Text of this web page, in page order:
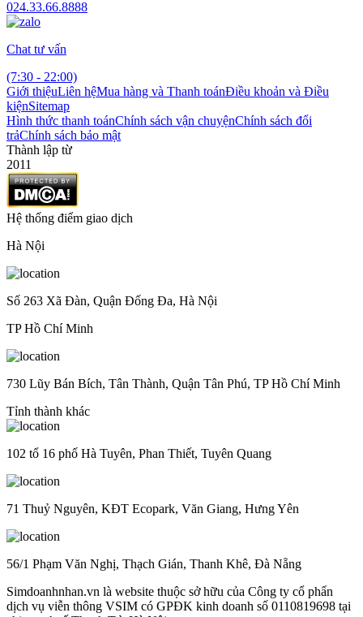
024.33.66.8888
Chat tư vấn
(7:30 - 22:00)
Giới thiệuLiên hệMua hàng và Thanh toánĐiều khoản và Điều
kiệnSitemap
Hình thức thanh toánChính sách vận chuyệnChính sách đổi
trảChính sách bảo mật
Thành lập từ
2011
Hệ thống điểm giao dịch
Hà Nội
Số 263 Xã Đàn, Quận Đống Đa, Hà Nội
TP Hồ Chí Minh
730 Lũy Bán Bích, Tân Thành, Quận Tân Phú, TP Hồ Chí Minh
Tỉnh thành khác
102 tổ 16 phố Hà Tuyên, Phan Thiết, Tuyên Quang
71 Thuỷ Nguyên, KĐT Ecopark, Văn Giang, Hưng Yên
56/1 Phạm Văn Nghị, Thạch Gián, Thanh Khê, Đà Nẵng
Simdoanhnhan.vn là website thuộc sở hữu của Công ty cổ phẩn
dịch vụ viễn thông VSIM có GPĐK kinh doanh số 0110819698 tại